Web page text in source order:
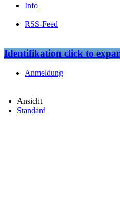
Info
RSS-Feed
Identifikationclick to
Anmeldung
Ansicht
Standard